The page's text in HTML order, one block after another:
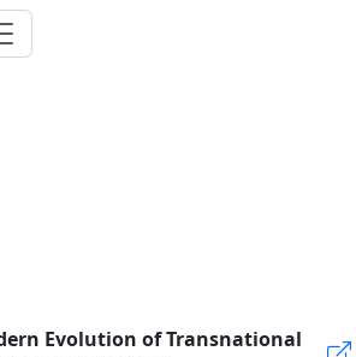
Evolution of Transnational